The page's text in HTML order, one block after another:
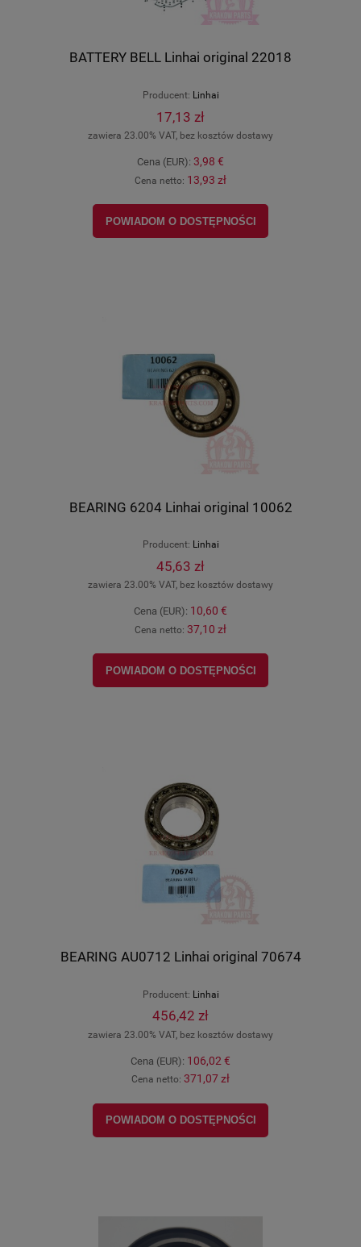
BATTERY BELL Linhai original 22018
Producent: Linhai
17,13 zł
zawiera 23.00% VAT, bez kosztów dostawy
Cena (EUR): 3,98 €
Cena netto: 13,93 zł
POWIADOM O DOSTĘPNOŚCI
BEARING 6204 Linhai original 10062
Producent: Linhai
45,63 zł
zawiera 23.00% VAT, bez kosztów dostawy
Cena (EUR): 10,60 €
Cena netto: 37,10 zł
POWIADOM O DOSTĘPNOŚCI
BEARING AU0712 Linhai original 70674
Producent: Linhai
456,42 zł
zawiera 23.00% VAT, bez kosztów dostawy
Cena (EUR): 106,02 €
Cena netto: 371,07 zł
POWIADOM O DOSTĘPNOŚCI